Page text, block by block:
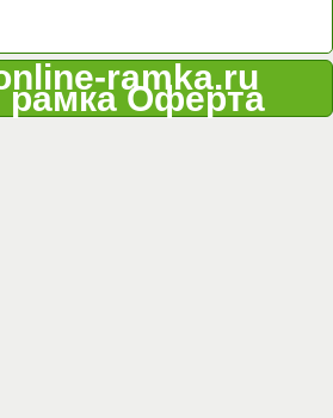
ramka.ru
Оферта